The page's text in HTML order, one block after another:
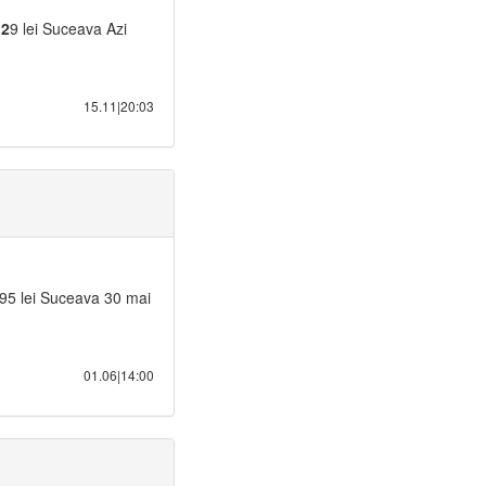
29 lei Suceava Azi
15.11|20:03
lei Suceava 30 mai
01.06|14:00